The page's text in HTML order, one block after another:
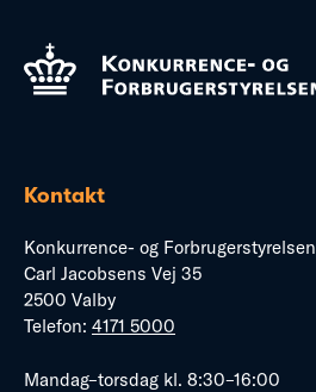
Kontakt
Konkurrence- og Forbrugerstyrelsen
Carl Jacobsens Vej 35
2500 Valby
Telefon: 4171 5000
Mandag–torsdag kl. 8:30–16:00